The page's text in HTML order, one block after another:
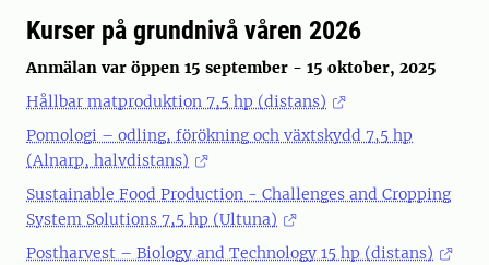
Kurser på grundnivå våren 2026
Anmälan var öppen 15 september - 15 oktober, 2025
Hållbar matproduktion 7,5 hp (distans)
Pomologi – odling, förökning och växtskydd 7,5 hp
(Alnarp, halvdistans)
Sustainable Food Production - Challenges and Cropping
System Solutions 7,5 hp (Ultuna)
Postharvest – Biology and Technology 15 hp (distans)